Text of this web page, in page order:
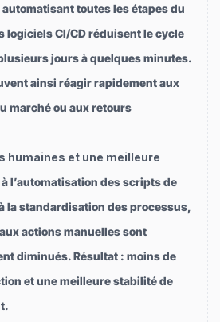
automatisant toutes les étapes du
logiciels CI/CD réduisent le cycle
jours à quelques minutes.
ainsi réagir rapidement aux
marché ou aux retours
humaines et une meilleure
à l’automatisation des scripts de
la standardisation des processus,
actions manuelles sont
diminués. Résultat : moins de
et une meilleure stabilité de